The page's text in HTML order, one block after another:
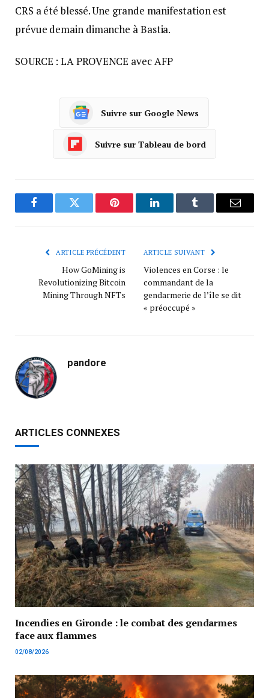
CRS a été blessé. Une grande manifestation est
prévue demain dimanche à Bastia.
SOURCE : LA PROVENCE avec AFP
Suivre sur Google News
Suivre sur Tableau de bord
FacebookTwitter Pinterest LinkedInTumblr
ARTICLE PRÉCÉDENT
How GoMining is
Revolutionizing Bitcoin
Mining Through NFTs
ARTICLE SUIVANT
Violences en Corse : le
commandant de la
gendarmerie de l’île se dit
« préoccupé »
pandore
ARTICLES CONNEXES
Incendies en Gironde : le combat des gendarmes
face aux flammes
02/08/2026